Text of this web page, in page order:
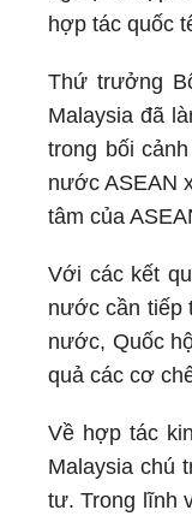
hợp tác quốc
Thứ trưởng
Malaysia đã
trong bối
nước ASEAN
tâm của
Với các kết
nước cần tiếp
nước, Quốc
quả các cơ
Về hợp tác
Malaysia chú
tư. Trong lĩnh